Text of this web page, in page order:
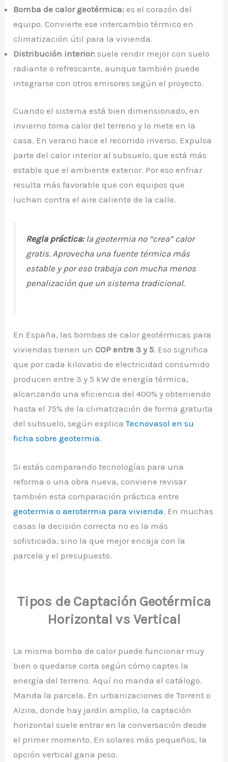
Bomba de calor geotérmica: es el corazón del
equipo. Convierte ese intercambio térmico en
climatización útil para la vivienda.
Distribución interior: suele rendir mejor con suelo
radiante o refrescante, aunque también puede
integrarse con otros emisores según el proyecto.
Cuando el sistema está bien dimensionado, en
invierno toma calor del terreno y lo mete en la
casa. En verano hace el recorrido inverso. Expulsa
parte del calor interior al subsuelo, que está más
estable que el ambiente exterior. Por eso enfriar
resulta más favorable que con equipos que
luchan contra el aire caliente de la calle.
Regla práctica:la geotermia no “crea” calor
gratis. Aprovecha una fuente térmica más
estable y por eso trabaja con mucha menos
penalización que un sistema tradicional.
En España, las bombas de calor geotérmicas para
viviendas tienen unCOP entre 3 y 5. Eso significa
que por cada kilovatio de electricidad consumido
producen entre 3 y 5 kW de energía térmica,
alcanzando una eficiencia del 400% y obteniendo
hasta el 75% de la climatización de forma gratuita
del subsuelo, según explicaTecnovasol en su
ficha sobre geotermia.
Si estás comparando tecnologías para una
reforma o una obra nueva, conviene revisar
también esta comparación práctica entre
geotermia o aerotermia para vivienda. En muchas
casas la decisión correcta no es la más
sofisticada, sino la que mejor encaja con la
parcela y el presupuesto.
Tipos de Captación Geotérmica
Horizontal vs Vertical
La misma bomba de calor puede funcionar muy
bien o quedarse corta según cómo captes la
energía del terreno. Aquí no manda el catálogo.
Manda la parcela. En urbanizaciones de Torrent o
Alzira, donde hay jardín amplio, la captación
horizontal suele entrar en la conversación desde
el primer momento. En solares más pequeños, la
opción vertical gana peso.